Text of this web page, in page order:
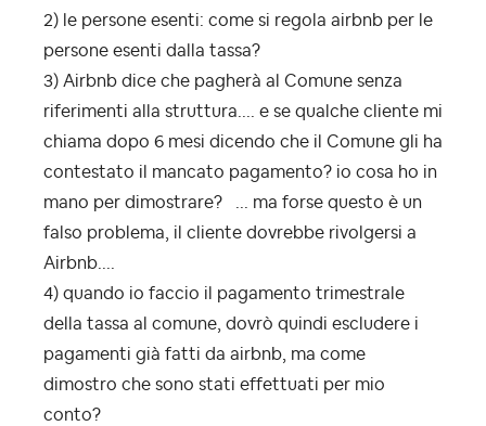
2) le persone esenti: come si regola airbnb per le
persone esenti dalla tassa?
3) Airbnb dice che pagherà al Comune senza
riferimenti alla struttura.... e se qualche cliente mi
chiama dopo 6 mesi dicendo che il Comune gli ha
contestato il mancato pagamento? io cosa ho in
mano per dimostrare? ... ma forse questo è un
falso problema, il cliente dovrebbe rivolgersi a
Airbnb....
4) quando io faccio il pagamento trimestrale
della tassa al comune, dovrò quindi escludere i
pagamenti già fatti da airbnb, ma come
dimostro che sono stati effettuati per mio
conto?